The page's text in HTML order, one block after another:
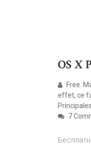
OS X
Free.
effet, ce
7